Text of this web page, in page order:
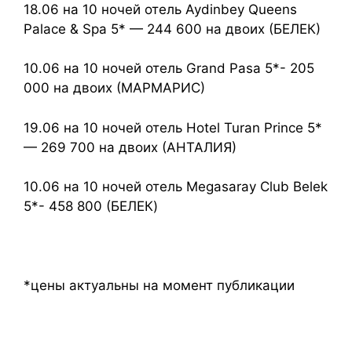
18.06 на 10 ночей отель Aydinbey Queens
Palace & Spa 5* — 244 600 на двоих (БЕЛЕК)
10.06 на 10 ночей отель Grand Pasa 5*- 205
000 на двоих (МАРМАРИС)
19.06 на 10 ночей отель Hotel Turan Prince 5*
— 269 700 на двоих (АНТАЛИЯ)
10.06 на 10 ночей отель Megasaray Club Belek
5*- 458 800 (БЕЛЕК)
*цены актуальны на момент публикации